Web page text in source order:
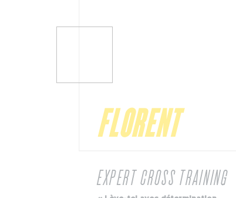
FLORENT
EXPERT CROSS TRAINING